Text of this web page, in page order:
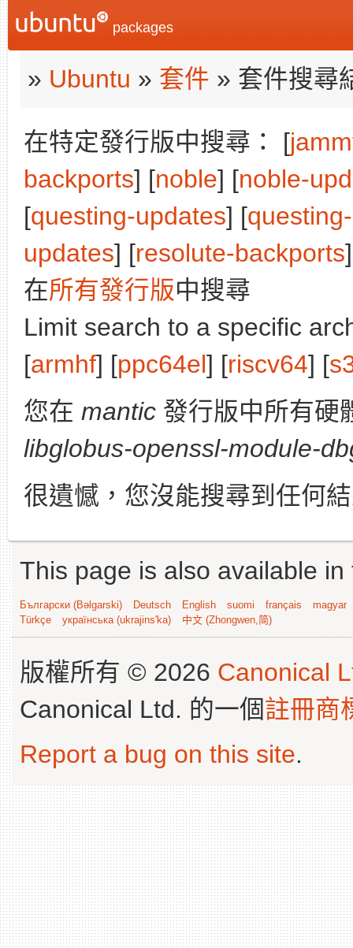
packages
» Ubuntu » 套件 » 套件搜尋
在特定發行版中搜尋： [
backports] [noble] [noble-
[questing-updates] [
updates] [resolute-backports
在所有發行版中搜尋
Limit search to a specific
[armhf] [ppc64el] [riscv64] [
您在 mantic 發行版中所有硬
libglobus-openssl-module-
很遺憾，您沒能搜尋到任何
This page is also available
Български (Bəlgarski) Deutsch English suomi français
magyar
Türkçe
українська (ukrajins'ka) 中文 (Zhongwen,简)
版權所有 © 2026 Canonical
Canonical Ltd. 的一個註冊商
Report a bug on this site.